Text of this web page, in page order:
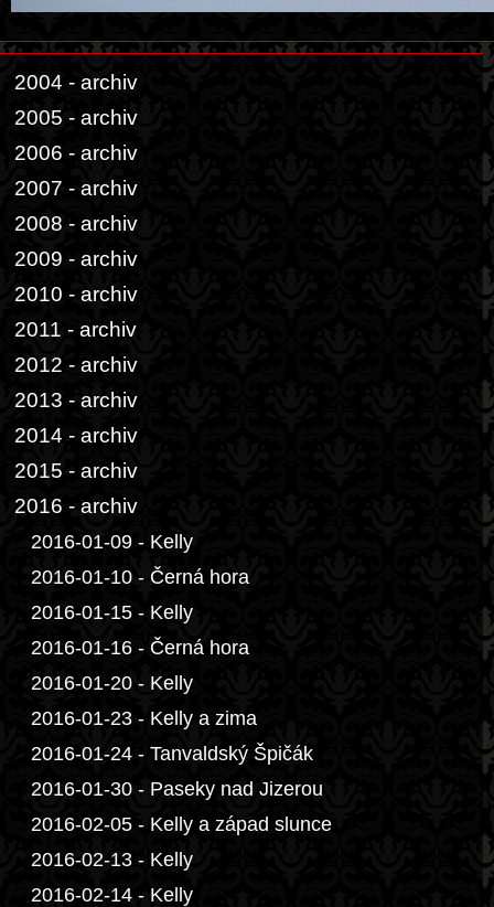
2004 - archiv
2005 - archiv
2006 - archiv
2007 - archiv
2008 - archiv
2009 - archiv
2010 - archiv
2011 - archiv
2012 - archiv
2013 - archiv
2014 - archiv
2015 - archiv
2016 - archiv
2016-01-09 - Kelly
2016-01-10 - Černá hora
2016-01-15 - Kelly
2016-01-16 - Černá hora
2016-01-20 - Kelly
2016-01-23 - Kelly a zima
2016-01-24 - Tanvaldský Špičák
2016-01-30 - Paseky nad Jizerou
2016-02-05 - Kelly a západ slunce
2016-02-13 - Kelly
2016-02-14 - Kelly